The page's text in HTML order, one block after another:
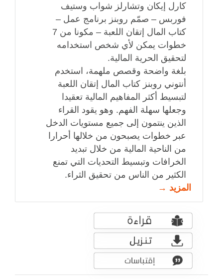
كارل إيكان وتشارلز شواب وستيف
فوربس – صمّم روبنز برنامج عمل –
كتاب المال إتقان اللعبة – مكونا من 7
خطوات يمكن لأي شخص استخدامه
لتحقيق الحرية المالية.
بلغة واضحة وقصص ملهمة، استخدم
أنتوني روبنز كتاب المال إتقان اللعبة
لتبسيط أكثر المفاهيم المالية تعقيدا
وجعلها سهلة الفهم. وهو يقود القراء
الذين ينتمون إلى جميع مستويات الدخل
عبر خطوات يصبحون من خلالها أحرارا
من الناحية المالية من خلال تبديد
الخرافات وتبسيط التحديات التي تمنع
الكثير من الناس من تحقيق الثراء.
المزيد →